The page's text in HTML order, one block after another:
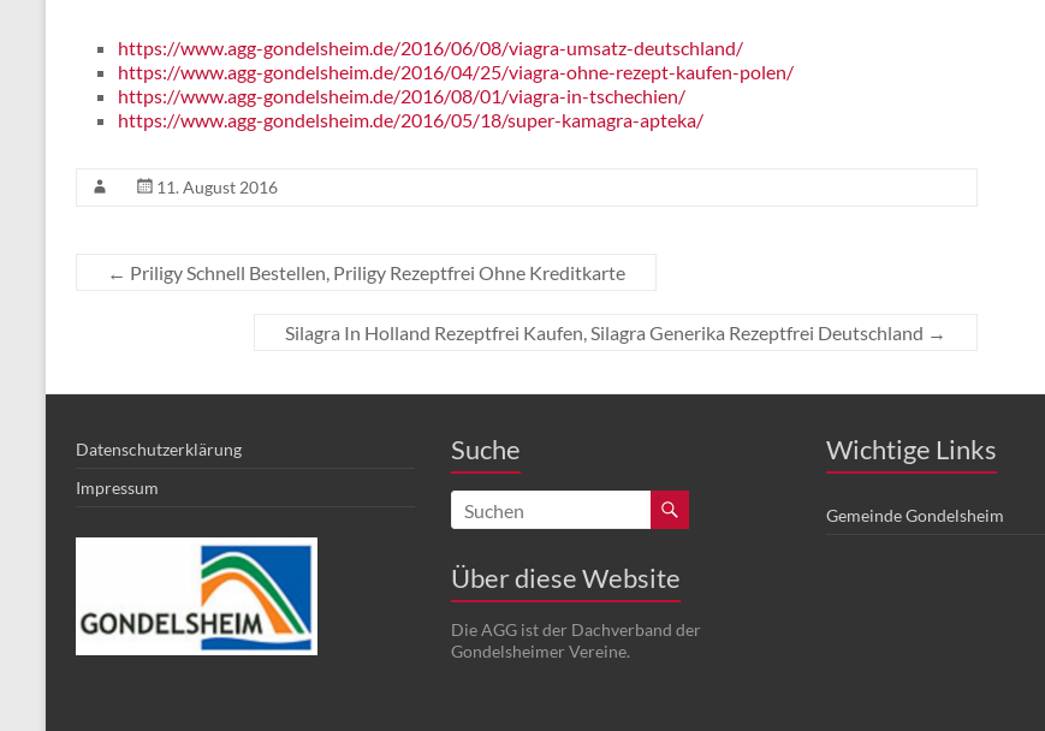
https://www.agg-gondelsheim.de/2016/06/08/viagra-umsatz-deutschland/
https://www.agg-gondelsheim.de/2016/04/25/viagra-ohne-rezept-kaufen-polen/
https://www.agg-gondelsheim.de/2016/08/01/viagra-in-tschechien/
https://www.agg-gondelsheim.de/2016/05/18/super-kamagra-apteka/
11. August 2016
← Priligy Schnell Bestellen, Priligy Rezeptfrei Ohne Kreditkarte
Silagra In Holland Rezeptfrei Kaufen, Silagra Generika Rezeptfrei Deutschland →
Datenschutzerklärung
Impressum
Suche
Über diese Website
Die AGG ist der Dachverband der
Gondelsheimer Vereine.
Wichtige Links
Gemeinde Gondelsheim